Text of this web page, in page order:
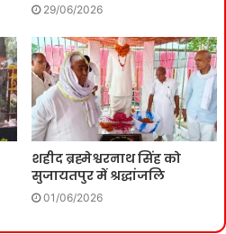
29/06/2026
शहीद ब्रह्मेश्वरनाथ सिंह को
सुजायतपुर में श्रद्धांजलि
01/06/2026